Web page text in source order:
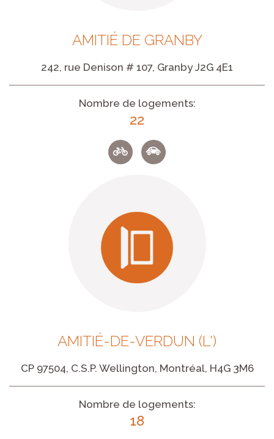
AMITIÉ DE GRANBY
242, rue Denison # 107, Granby J2G 4E1
Nombre de logements:
22
AMITIÉ-DE-VERDUN (L')
CP 97504, C.S.P. Wellington, Montréal, H4G 3M6
Nombre de logements:
18